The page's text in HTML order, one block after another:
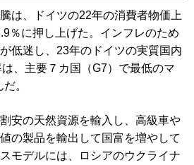
は、ドイツの22年の消費者物価上
％に押し上げた。インフレのため
低迷し、23年のドイツの実質国内
、主要７カ国（G7）で最低のマ
。
安の天然資源を輸入し、高級車や
の製品を輸出して国富を増やして
モデルには、ロシアのウクライナ